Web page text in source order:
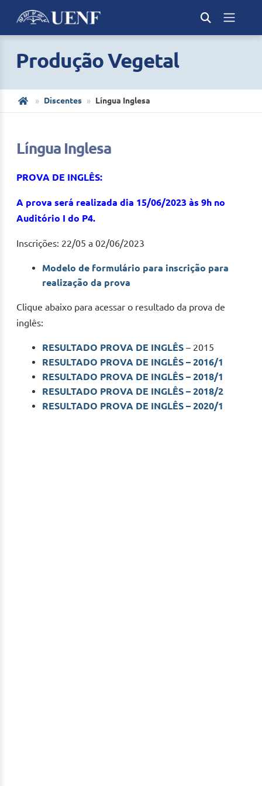
Produção Vegetal
Discentes Língua Inglesa
Língua Inglesa
PROVA DE INGLÊS:
A prova será realizada dia 15/06/2023 às 9h no
Auditório I do P4.
Inscrições: 22/05 a 02/06/2023
Modelo de formulário para inscrição para
realização da prova
Clique abaixo para acessar o resultado da prova de
inglês:
RESULTADO PROVA DE INGLÊS – 2015
RESULTADO PROVA DE INGLÊS – 2016/1
RESULTADO PROVA DE INGLÊS – 2018/1
RESULTADO PROVA DE INGLÊS – 2018/2
RESULTADO PROVA DE INGLÊS – 2020/1